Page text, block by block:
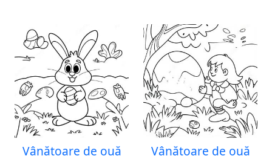
Vânătoare de ouă Vânătoare de ouă